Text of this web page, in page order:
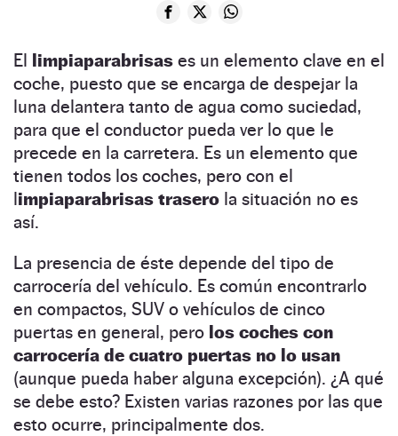
El limpiaparabrisas es un elemento clave en el
coche, puesto que se encarga de despejar la
luna delantera tanto de agua como suciedad,
para que el conductor pueda ver lo que le
precede en la carretera. Es un elemento que
tienen todos los coches, pero con el
limpiaparabrisas trasero la situación no es
así.
La presencia de éste depende del tipo de
carrocería del vehículo. Es común encontrarlo
en compactos, SUV o vehículos de cinco
puertas en general, pero los coches con
carrocería de cuatro puertas no lo usan
(aunque pueda haber alguna excepción). ¿A qué
se debe esto? Existen varias razones por las que
esto ocurre, principalmente dos.